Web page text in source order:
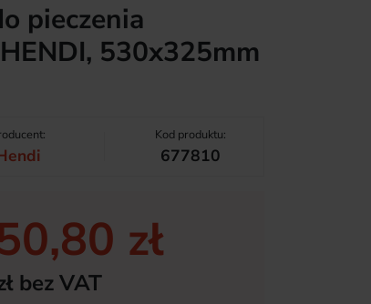
pieczenia
530x325mm
Kod produktu:
677810
zł
bez VAT